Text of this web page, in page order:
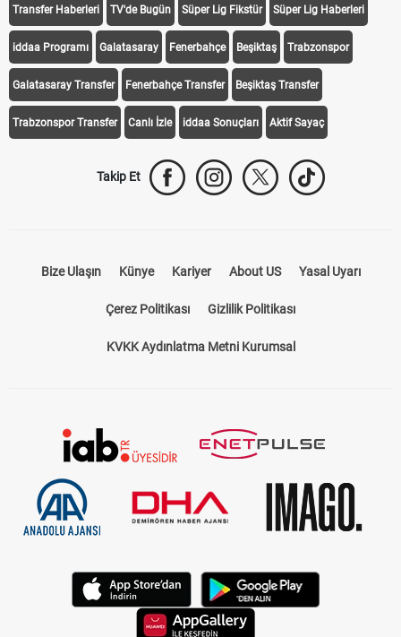
Transfer Haberleri TV'de Bugün Süper Lig Fikstür Süper Lig Haberleri
iddaa Programı Galatasaray Fenerbahçe Beşiktaş Trabzonspor
Galatasaray Transfer Fenerbahçe Transfer Beşiktaş Transfer
Trabzonspor Transfer Canlı İzle iddaa Sonuçları Aktif Sayaç
Takip Et
Bize Ulaşın Künye Kariyer About US Yasal Uyarı
Çerez Politikası Gizlilik Politikası
KVKK Aydınlatma Metni Kurumsal